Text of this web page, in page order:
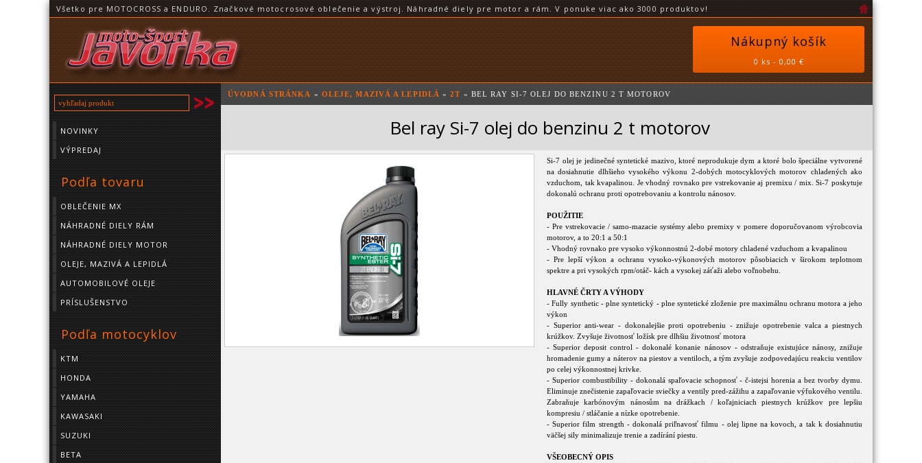
Všetko pre MOTOCROSS a ENDURO. Značkové motocrosové oblečenie a výstroj. Náhradné diely pre motor a rám. V ponuke viac ako 3000 produktov!
Nákupný košík
0 ks - 0,00 €
NOVINKY
VÝPREDAJ
Podľa tovaru
OBLEČENIE MX
NÁHRADNÉ DIELY RÁM
NÁHRADNÉ DIELY MOTOR
OLEJE, MAZIVÁ A LEPIDLÁ
AUTOMOBILOVÉ OLEJE
PRÍSLUŠENSTVO
Podľa motocyklov
KTM
HONDA
YAMAHA
KAWASAKI
SUZUKI
BETA
ÚVODNÁ STRÁNKA » OLEJE, MAZIVÁ A LEPIDLÁ »2T » BEL RAY SI-7 OLEJ DO BENZINU 2 T MOTOROV
Bel ray Si-7 olej do benzinu 2 t motorov
Si-7 olej je jedinečné syntetické mazivo, ktoré neprodukuje dym a ktoré bolo špeciálne vytvorené
na dosiahnutie dlhšieho vysokého výkonu 2-dobých motocyklových motorov chladených ako
vzduchom, tak kvapalinou. Je vhodný rovnako pre vstrekovanie aj premixu / mix. Si-7 poskytuje
dokonalú ochranu proti opotrebovaniu a kontrolu nánosov.
POUŽITIE
- Pre vstrekovacie / samo-mazacie systémy alebo premixy v pomere doporučovanom výrobcovia
motorov, a to 20:1 a 50:1
- Vhodný rovnako pre vysoko výkonnostnú 2-dobé motory chladené vzduchom a kvapalinou
- Pre lepší výkon a ochranu vysoko-výkonových motorov pôsobiacich v širokom teplotnom
spektre a pri vysokých rpm/otáč- kách a vysokej záťaži alebo voľnobehu.
HLAVNÉ ČRTY A VÝHODY
- Fully synthetic - plne syntetický - plne syntetické zloženie pre maximálnu ochranu motora a jeho
výkon
- Superior anti-wear - dokonalejšie proti opotrebeniu - znižuje opotrebenie valca a piestnych
krúžkov. Zvyšuje životnosť ložísk pre dlhšiu životnosť motora
- Superior deposit control - dokonalé konanie nánosov - odstraňuje existujúce nánosy, znižuje
hromadenie gumy a náterov na piestov a ventiloch, a tým zvyšuje zodpovedajúcu reakciu ventilov
po celej výkonnostnej krivke.
- Superior combustibility - dokonalá spaľovacie schopnosť - č-istejsi horenia a bez tvorby dymu.
Eliminuje znečistenie zapaľovacie sviečky a ventily pred-zážihu a zapaľovanie výfukového ventilu.
Zabraňuje karbónovým nánosům na drážkach / koľajniciach piestnych krúžkov pre lepšiu
kompresiu / stláčanie a nízke opotrebenie.
- Superior film strength - dokonalá priľnavosť filmu - olej lipne na kovoch, a tak k dosiahnutiu
väčšej sily minimalizuje trenie a zadírání piestu.
VŠEOBECNÝ OPIS